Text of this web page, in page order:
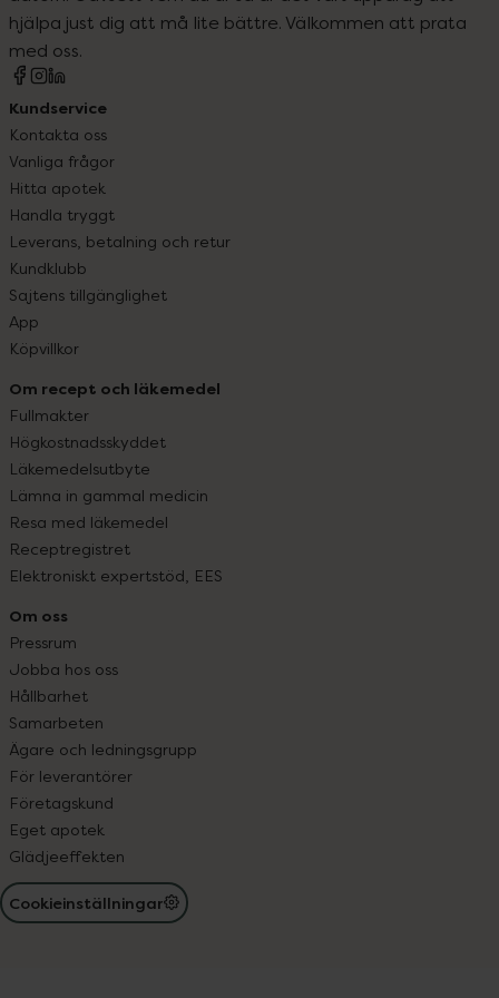
hjälpa just dig att må lite bättre. Välkommen att prata
med oss.
Kundservice
Kontakta oss
Vanliga frågor
Hitta apotek
Handla tryggt
Leverans, betalning och retur
Kundklubb
Sajtens tillgänglighet
App
Köpvillkor
Om recept och läkemedel
Fullmakter
Högkostnadsskyddet
Läkemedelsutbyte
Lämna in gammal medicin
Resa med läkemedel
Receptregistret
Elektroniskt expertstöd, EES
Om oss
Pressrum
Jobba hos oss
Hållbarhet
Samarbeten
Ägare och ledningsgrupp
För leverantörer
Företagskund
Eget apotek
Glädjeeffekten
Cookieinställningar